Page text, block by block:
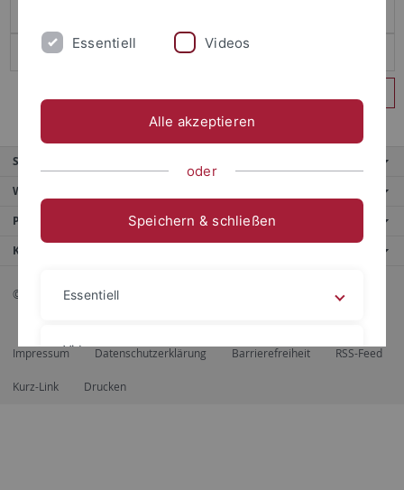
Service
Weitere Angebote
Portale
Kontaktinfo
© 2026 Eberhard Karls Universität Tübingen, Tübingen
Impressum Datenschutzerklärung Barrierefreiheit RSS-Feed
Kurz-Link Drucken
Essentiell Videos
Alle akzeptieren
oder
Speichern & schließen
Essentiell
Videos